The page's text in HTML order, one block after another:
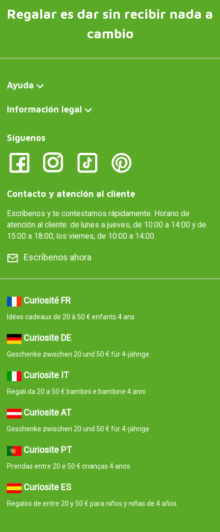
Regalar es dar sin recibir nada a
cambio
Ayuda
Información legal
Síguenos
Contacto y atención al cliente
Escríbenos y te contestamos rápidamente. Horario de
atención al cliente: de lunes a jueves, de 10:00 a 14:00 y de
15:00 a 18:00; los viernes, de 10:00 a 14:00.
Escríbenos ahora
Curiosité FR
Idées cadeaux de 20 à 50 € enfants 4 ans
Curiosite DE
Geschenke zwischen 20 und 50 € für 4-jährige
Curiosite IT
Regali da 20 a 50 € bambini e bambine 4 anni
Curiosite AT
Geschenke zwischen 20 und 50 € für 4-jährige
Curiosite PT
Prendas entre 20 e 50 € crianças 4 anos
Curiosite ES
Regalos de entre 20 y 50 € para niños y niñas de 4 años